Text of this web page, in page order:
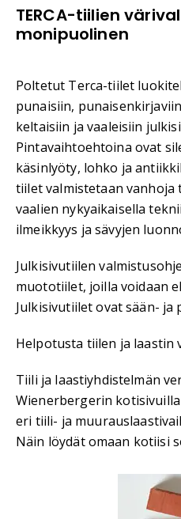
TERCA-tiilien
monipuolinen
Poltetut Terca-tiilet
punaisiin,
keltaisiin ja vaaleisiin
Pintavaihtoehtoina ovat
käsinlyöty, lohko ja
tiilet valmistetaan
vaalien nykyaikaisella
ilmeikkyys ja sävyjen
Julkisivutiilen
muototiilet, joilla voidaan
Julkisivutiilet ovat sään- ja
Helpotusta tiilen ja laastin
Tiili ja laastiyhdistelmän
Wienerbergerin
eri tiili- ja
Näin löydät omaan kotiisi